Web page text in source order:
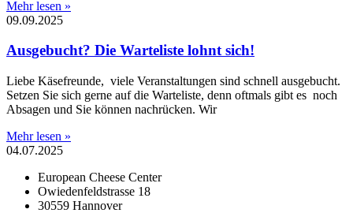
Mehr lesen »
09.09.2025
Ausgebucht? Die Warteliste lohnt sich!
Liebe Käsefreunde, viele Veranstaltungen sind schnell ausgebucht.
Setzen Sie sich gerne auf die Warteliste, denn oftmals gibt es noch
Absagen und Sie können nachrücken. Wir
Mehr lesen »
04.07.2025
European Cheese Center
Owiedenfeldstrasse 18
30559 Hannover